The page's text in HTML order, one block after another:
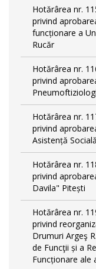
Hotărârea nr.
privind
funcționare a
Rucăr
Hotărârea nr.
privind
Hotărârea nr.
privind
Asistență
Hotărârea nr.
privind
Davila" Pitești
Hotărârea nr.
privind
Drumuri Argeş
de Funcţii și a
Funcționare ale